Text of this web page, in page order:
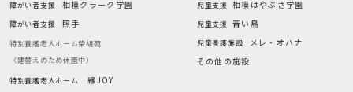
障がい者支援 相模クラーク学園
障がい者支援 照手
特別養護老人ホーム柴胡苑
（建替えのため休園中）
特別養護老人ホーム
縁JOY
児童支援 相模はやぶさ学園
児童支援 青い鳥
児童養護施設
メレ・オハナ
その他の施設